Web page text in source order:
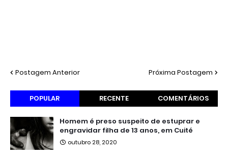
Postagem Anterior Próxima Postagem
POPULAR RECENTE COMENTÁRIOS
Homem é preso suspeito de estuprar e
engravidar filha de 13 anos, em Cuité
outubro 28, 2020